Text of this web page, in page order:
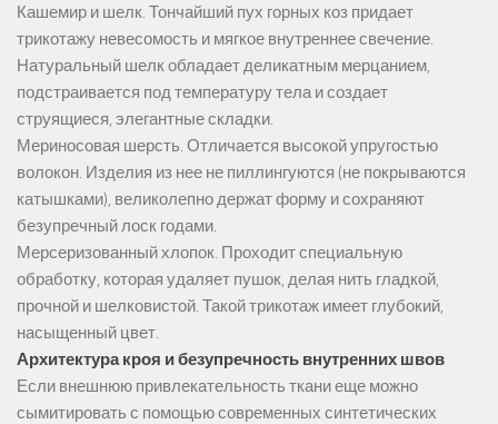
Кашемир и шелк. Тончайший пух горных коз придает
трикотажу невесомость и мягкое внутреннее свечение.
Натуральный шелк обладает деликатным мерцанием,
подстраивается под температуру тела и создает
струящиеся, элегантные складки.
Мериносовая шерсть. Отличается высокой упругостью
волокон. Изделия из нее не пиллингуются (не покрываются
катышками), великолепно держат форму и сохраняют
безупречный лоск годами.
Мерсеризованный хлопок. Проходит специальную
обработку, которая удаляет пушок, делая нить гладкой,
прочной и шелковистой. Такой трикотаж имеет глубокий,
насыщенный цвет.
Архитектура кроя и безупречность внутренних швов
Если внешнюю привлекательность ткани еще можно
сымитировать с помощью современных синтетических